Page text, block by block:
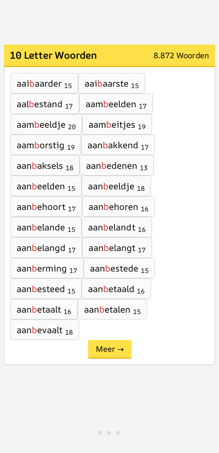
10 Letter Woorden 8.872 Woorden
aaibaarder 15 aaibaarste 15
aalbestand 17 aambeelden 17
aambeeldje 20 aambeitjes 19
aamborstig 19 aanbakkend 17
aanbaksels 18 aanbedenen 13
aanbeelden 15 aanbeeldje 18
aanbehoort 17 aanbehoren 16
aanbelande 15 aanbelandt 16
aanbelangd 17 aanbelangt 17
aanberming 17 aanbestede 15
aanbesteed 15 aanbetaald 16
aanbetaalt 16 aanbetalen 15
aanbevaalt 18
Meer →